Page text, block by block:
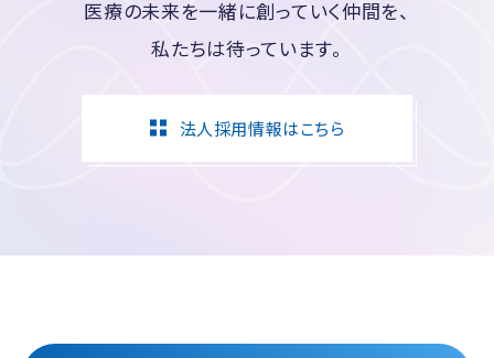
医療の未来を一緒に創っていく仲間を、
私たちは待っています。
法人採用情報はこちら